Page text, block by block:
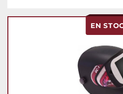
EN